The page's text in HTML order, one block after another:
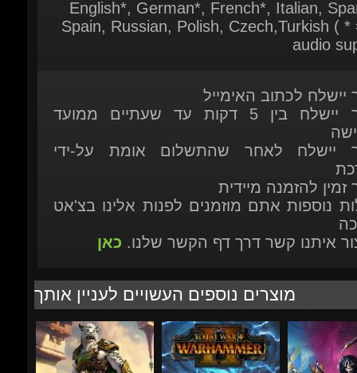
יישלח לכתוב האימייל
המוצר יישלח בין 5 דקות עד שעתיים ממועד
זמין להזמנה מיידית
נוספות אתם מוזמנים לפנות אלינו בצ'אט
איתנו קשר דרך דף הקשר שלנו.כאן
מוצרים נוספים העשויים לעניין אותך